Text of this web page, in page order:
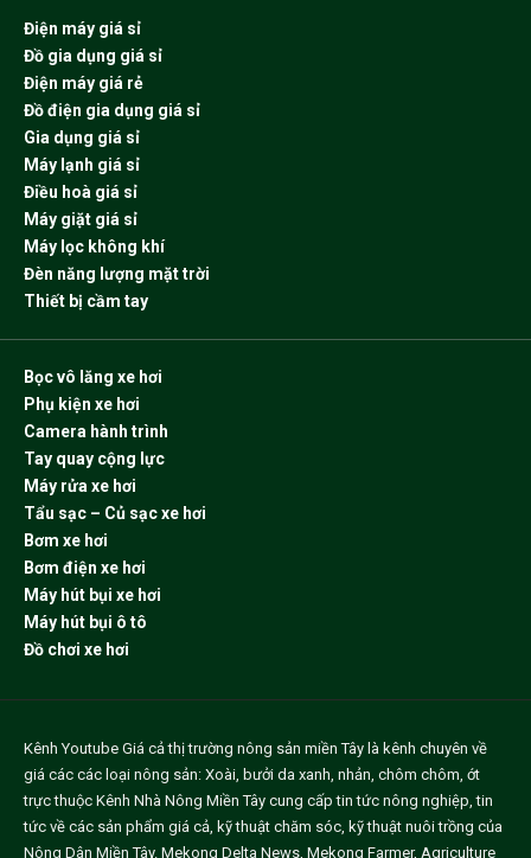
Điện máy giá sỉ
Đồ gia dụng giá sỉ
Điện máy giá rẻ
Đồ điện gia dụng giá sỉ
Gia dụng giá sỉ
Máy lạnh giá sỉ
Điều hoà giá sỉ
Máy giặt giá sỉ
Máy lọc không khí
Đèn năng lượng mặt trời
Thiết bị cầm tay
Bọc vô lăng xe hơi
Phụ kiện xe hơi
Camera hành trình
Tay quay cộng lực
Máy rửa xe hơi
Tẩu sạc – Củ sạc xe hơi
Bơm xe hơi
Bơm điện xe hơi
Máy hút bụi xe hơi
Máy hút bụi ô tô
Đồ chơi xe hơi
Kênh Youtube Giá cả thị trường nông sản miền Tây là kênh chuyên về
giá các các loại nông sản: Xoài, bưởi da xanh, nhản, chôm chôm, ớt
trực thuộc Kênh Nhà Nông Miền Tây cung cấp tin tức nông nghiệp, tin
tức về các sản phẩm giá cả, kỹ thuật chăm sóc, kỹ thuật nuôi trồng của
Nông Dân Miền Tây. Mekong Delta News Mekong Farmer, Agriculture